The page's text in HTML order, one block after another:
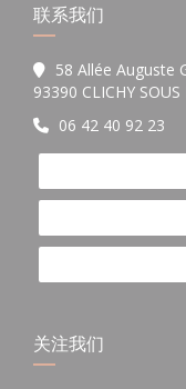
联系我们
58 Allée Auguste
93390 CLICHY SOUS
06 42 40 92 23
关注我们